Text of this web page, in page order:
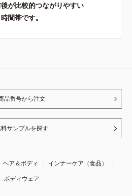
が比較的つながりやすい
時間帯です。
品番号から注文
サンプルを探す
ヘア＆ボディ
インナーケア（食品）
ボディウェア